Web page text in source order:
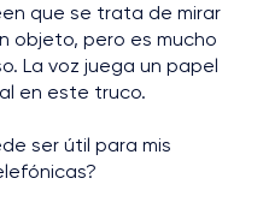
que se trata de mirar
objeto, pero es mucho
La voz juega un papel
en este truco.
ser útil para mis